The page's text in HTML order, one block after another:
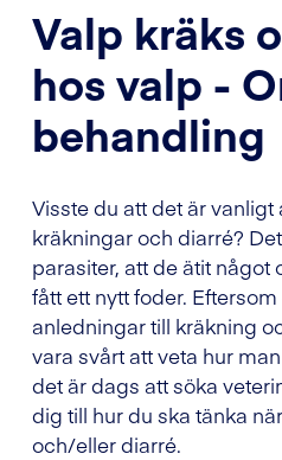
Valp kräks
hos valp -
behandling
Visste du att det är
kräkningar och diarré?
parasiter, att de ätit något
fått ett nytt foder.
anledningar till kräkning
vara svårt att veta hur
det är dags att söka
dig till hur du ska tänka
och/eller diarré.